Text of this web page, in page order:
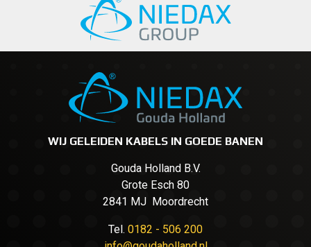
WIJ GELEIDEN KABELS IN GOEDE BANEN
Gouda Holland B.V.
Grote Esch 80
2841 MJ Moordrecht
Tel. 0182 - 506 200